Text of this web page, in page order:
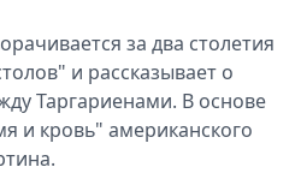
за два столетия
и рассказывает о
Таргариенами. В основе
и кровь" американского